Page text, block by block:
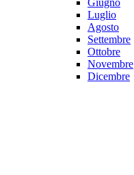
Giugno
Luglio
Agosto
Settembre
Ottobre
Novembre
Dicembre